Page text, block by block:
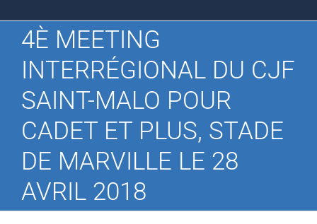
4È MEETING
INTERRÉGIONAL DU CJF
SAINT-MALO POUR
CADET ET PLUS, STADE
DE MARVILLE LE 28
AVRIL 2018